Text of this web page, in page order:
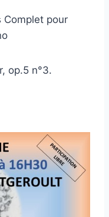
Complet pour
op.5 n°3.